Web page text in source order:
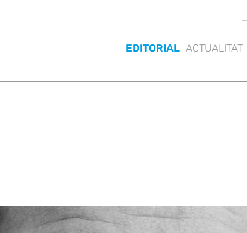
EDITORIAL ACTUALITAT